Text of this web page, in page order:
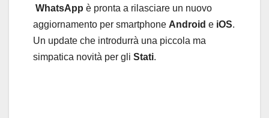
WhatsApp è pronta a rilasciare un nuovo
aggiornamento per smartphone Android e iOS.
Un update che introdurrà una piccola ma
simpatica novità per gli Stati.